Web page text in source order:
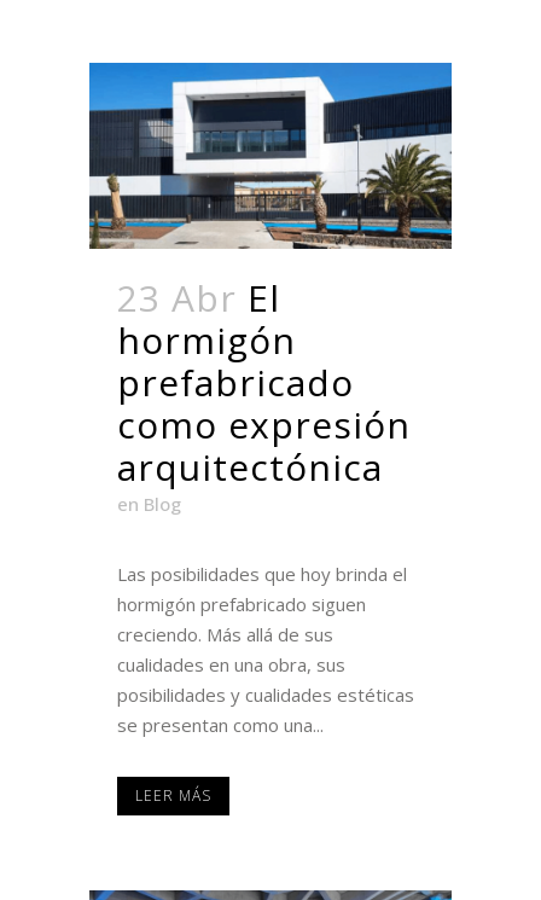
23 Abr El
hormigón
prefabricado
como expresión
arquitectónica
en Blog
Las posibilidades que hoy brinda el
hormigón prefabricado siguen
creciendo. Más allá de sus
cualidades en una obra, sus
posibilidades y cualidades estéticas
se presentan como una...
LEER MÁS